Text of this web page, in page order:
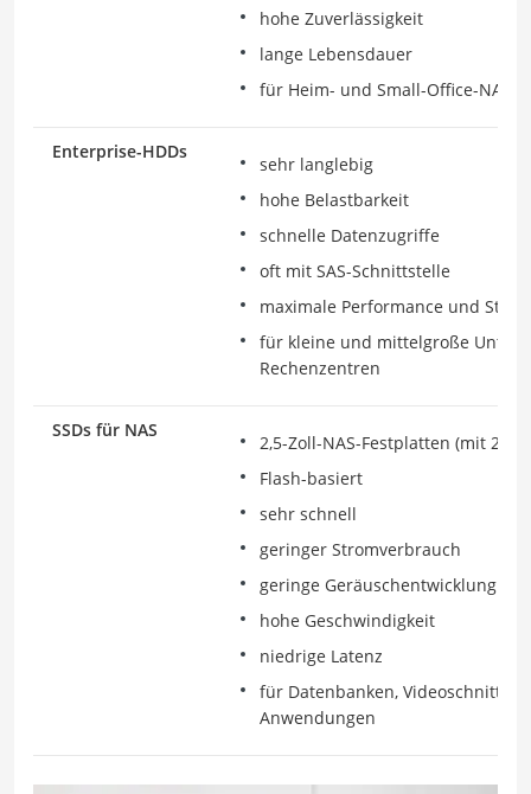
hohe Zuverlässigkeit
lange Lebensdauer
für Heim- und Small-Office-NAS
Enterprise-HDDs
sehr langlebig
hohe Belastbarkeit
schnelle Datenzugriffe
oft mit SAS-Schnittstelle
maximale Performance und
für kleine und mittelgroße
Rechenzentren
SSDs für NAS
2,5-Zoll-NAS-Festplatten (mit 2
Flash-basiert
sehr schnell
geringer Stromverbrauch
geringe Geräuschentwicklung
hohe Geschwindigkeit
niedrige Latenz
für Datenbanken, Videoschnitt
Anwendungen